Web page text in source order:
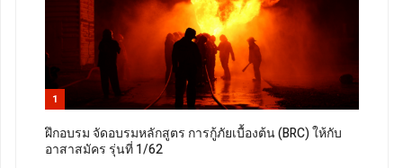
1
ฝึกอบรม จัดอบรมหลักสูตร การกู้ภัยเบื้องต้น (BRC) ให้กับ
อาสาสมัคร รุ่นที่ 1/62